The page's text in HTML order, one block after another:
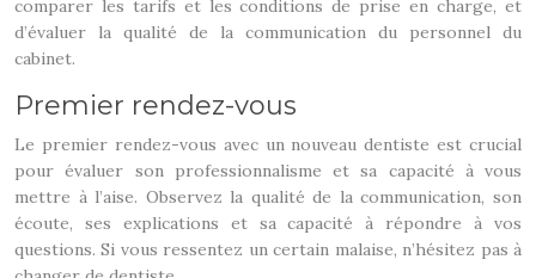
comparer les tarifs et les conditions de prise en charge, et
d’évaluer la qualité de la communication du personnel du
cabinet.
Premier rendez-vous
Le premier rendez-vous avec un nouveau dentiste est crucial
pour évaluer son professionnalisme et sa capacité à vous
mettre à l’aise. Observez la qualité de la communication, son
écoute, ses explications et sa capacité à répondre à vos
questions. Si vous ressentez un certain malaise, n’hésitez pas à